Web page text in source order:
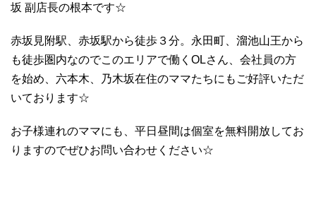
坂 副店長の根本です☆
赤坂見附駅、赤坂駅から徒歩３分。永田町、溜池山王から
も徒歩圏内なのでこのエリアで働くOLさん、会社員の方
を始め、六本木、乃木坂在住のママたちにもご好評いただ
いております☆
お子様連れのママにも、平日昼間は個室を無料開放してお
りますのでぜひお問い合わせください☆